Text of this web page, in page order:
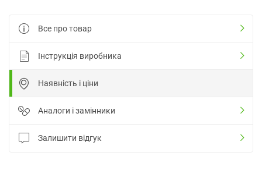
Все про товар
Інструкція виробника
Наявність і ціни
Аналоги і замінники
Залишити відгук